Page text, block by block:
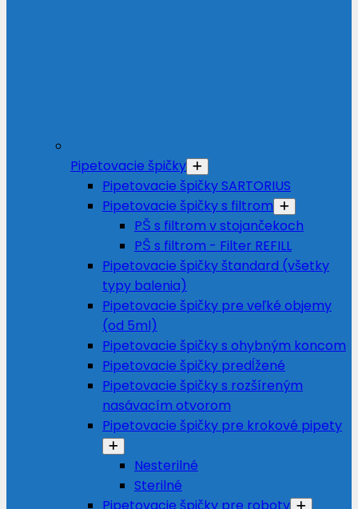
Pipetovacie špičky
Pipetovacie špičky SARTORIUS
Pipetovacie špičky s filtrom
PŠ s filtrom v stojančekoch
PŠ s filtrom - Filter REFILL
Pipetovacie špičky štandard (všetky
typy balenia)
Pipetovacie špičky pre veľké objemy
(od 5ml)
Pipetovacie špičky s ohybným koncom
Pipetovacie špičky predĺžené
Pipetovacie špičky s rozšíreným
nasávacím otvorom
Pipetovacie špičky pre krokové pipety
Nesterilné
Sterilné